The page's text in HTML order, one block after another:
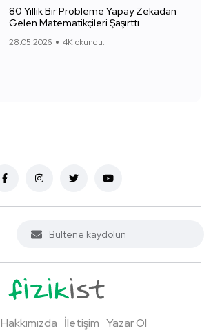
80 Yıllık Bir Probleme Yapay Zekadan
Gelen Matematikçileri Şaşırttı
28.05.2026 4K okundu.
Hakkımızda İletişim Yazar Ol